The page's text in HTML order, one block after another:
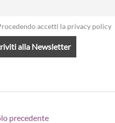
accetti la privacy policy
precedente